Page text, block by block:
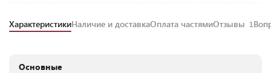
ХарактеристикиНаличие и доставкаОплата частямиОтзывы 1
Основные